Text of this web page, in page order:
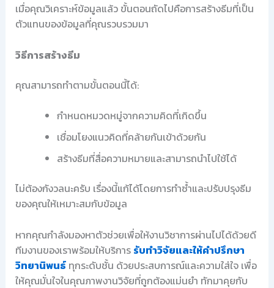
เมื่อคุณวิเคราะห์ข้อมูลแล้ว ขั้นตอนถัดไปคือการสร้างธีมที่เป็น
ตัวแทนของข้อมูลที่คุณรวบรวมมา
วิธีการสร้างธีม
คุณสามารถทำตามขั้นตอนนี้ได้:
กำหนดหมวดหมู่จากความคิดที่เกิดขึ้น
เชื่อมโยงแนวคิดที่คล้ายกันเข้าด้วยกัน
สร้างธีมที่สื่อความหมายและสามารถนำไปใช้ได้
ไม่ต้องกังวลนะครับ เรื่องนี้แก้ได้โดยการทำซ้ำและปรับปรุงธีม
ของคุณให้เหมาะสมกับข้อมูล
หากคุณกำลังมองหาตัวช่วยเพื่อให้งานวิชาการผ่านไปได้ด้วยดี
ทีมงานของเราพร้อมให้บริการ รับทำวิจัยและให้คำปรึกษา
วิทยานิพนธ์ทุกระดับชั้น ด้วยประสบการณ์และความใส่ใจ เพื่อ
ให้คุณมั่นใจในคุณภาพงานวิจัยที่ถูกต้องแม่นยำ ทักมาคุยกับ